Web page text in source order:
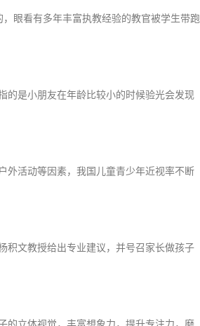
眼看有多年丰富执教经验的教官被学生带跑
的是小朋友在年龄比较小的时候验光会发现
外活动等因素，我国儿童青少年近视率不断
积文教授给出专业建议，并号召家长做孩子